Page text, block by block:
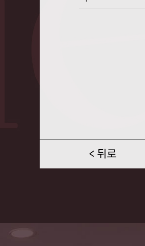
< 뒤로